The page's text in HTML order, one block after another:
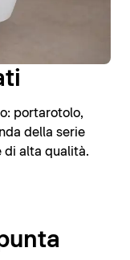
portarotolo,
della serie
di alta qualità.